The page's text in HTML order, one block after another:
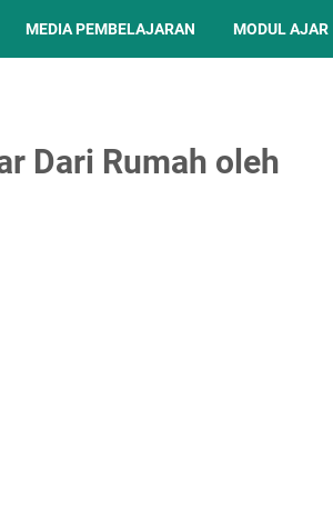
MEDIA PEMBELAJARAN MODUL AJAR
Dari Rumah oleh